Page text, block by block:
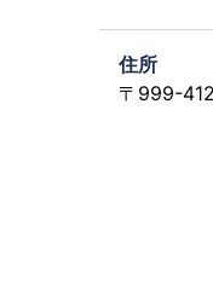
住所
〒999-